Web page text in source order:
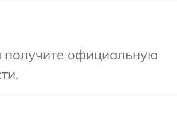
получите официальную